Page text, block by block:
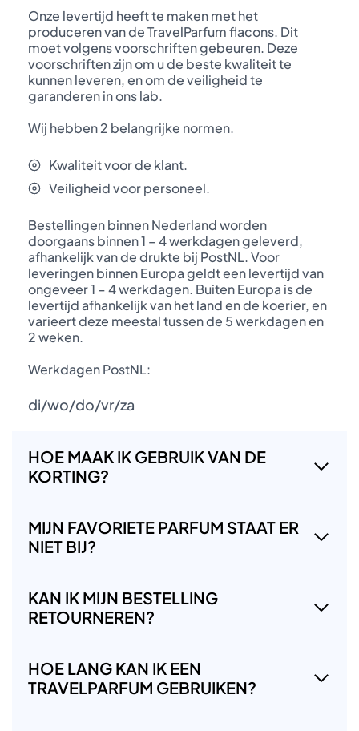
Onze levertijd heeft te maken met het
produceren van de TravelParfum flacons. Dit
moet volgens voorschriften gebeuren. Deze
voorschriften zijn om u de beste kwaliteit te
kunnen leveren, en om de veiligheid te
garanderen in ons lab.
Wij hebben 2 belangrijke normen.
Kwaliteit voor de klant.
Veiligheid voor personeel.
Bestellingen binnen Nederland worden
doorgaans binnen 1 – 4 werkdagen geleverd,
afhankelijk van de drukte bij PostNL. Voor
leveringen binnen Europa geldt een levertijd van
ongeveer 1 – 4 werkdagen. Buiten Europa is de
levertijd afhankelijk van het land en de koerier, en
varieert deze meestal tussen de 5 werkdagen en
2 weken.
Werkdagen PostNL:
di/wo/do/vr/za
HOE MAAK IK GEBRUIK VAN DE
KORTING?
MIJN FAVORIETE PARFUM STAAT ER
NIET BIJ?
KAN IK MIJN BESTELLING
RETOURNEREN?
HOE LANG KAN IK EEN
TRAVELPARFUM GEBRUIKEN?